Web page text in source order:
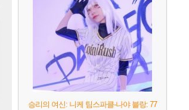
후닝 780억 부자 아니였음??
[55]
환산 13만 스펙으로 삐져서 매주 수로 10만점 치고있으면
리니지M 주말패키지 결과..... [5]
이거 진짜 뭐라는거야? [96]
메이플 아이고... 길드내에서 쿠데타 일어났네
아키츠 아키나 성우 정보 및 주요 필모
[여행_국내] 남해 독일마을 [1]
리밋제로 프롤로그 테스트를 마치고.. (feat. 리아)
8월 28일 넷플릭스에서 예고편 공개 예정
비스트 모든 바우에라 업그레이드 아이템 획득 위치 공
리듬 천국 미라클 스타즈 2
헤일로: 캠페인 이볼브드
9 캡틴 츠바사 2 월드 파이터즈
승리의 여신: 니케 팀스파클-나야 블랑: 77